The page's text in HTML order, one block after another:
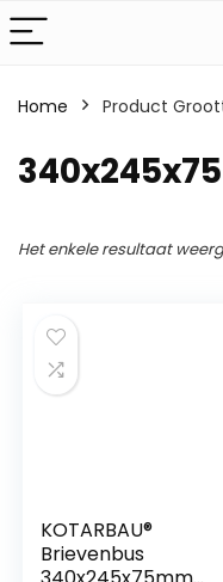
Home Product
Het enkele resultaat
KOTARBAU®
Brievenbus